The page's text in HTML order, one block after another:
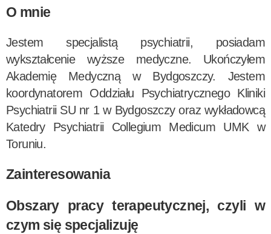
O mnie
Jestem specjalistą psychiatrii, posiadam
wykształcenie wyższe medyczne. Ukończyłem
Akademię Medyczną w Bydgoszczy. Jestem
koordynatorem Oddziału Psychiatrycznego Kliniki
Psychiatrii SU nr 1 w Bydgoszczy oraz wykładowcą
Katedry Psychiatrii Collegium Medicum UMK w
Toruniu.
Zainteresowania
Obszary pracy terapeutycznej, czyli w
czym się specjalizuję